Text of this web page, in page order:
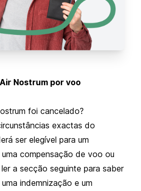
Nostrum por voo
foi cancelado?
exactas do
ser elegível para um
compensação de voo ou
a secção seguinte para saber
indemnização e um